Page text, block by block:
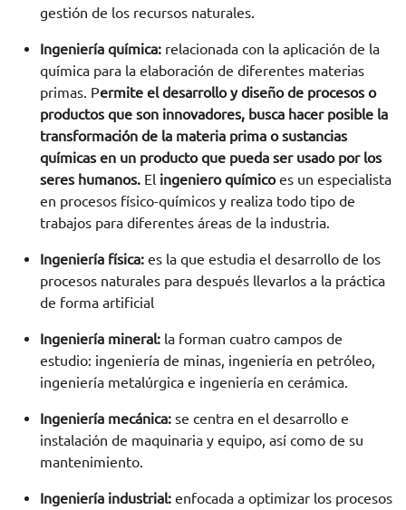
gestión de los recursos naturales.
Ingeniería química: relacionada con la aplicación de la
química para la elaboración de diferentes materias
primas. Permite el desarrollo y diseño de procesos o
productos que son innovadores, busca hacer posible la
transformación de la materia prima o sustancias
químicas en un producto que pueda ser usado por los
seres humanos. El ingeniero químicoes un especialista
en procesos físico-químicos y realiza todo tipo de
trabajos para diferentes áreas de la industria.
Ingeniería física: es la que estudia el desarrollo de los
procesos naturales para después llevarlos a la práctica
de forma artificial
Ingeniería mineral: la forman cuatro campos de
estudio: ingeniería de minas, ingeniería en petróleo,
ingeniería metalúrgica e ingeniería en cerámica.
Ingeniería mecánica: se centra en el desarrollo e
instalación de maquinaria y equipo, así como de su
mantenimiento.
Ingeniería industrial: enfocada a optimizar los procesos